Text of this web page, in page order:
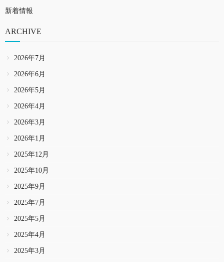
新着情報
ARCHIVE
2026年7月
2026年6月
2026年5月
2026年4月
2026年3月
2026年1月
2025年12月
2025年10月
2025年9月
2025年7月
2025年5月
2025年4月
2025年3月